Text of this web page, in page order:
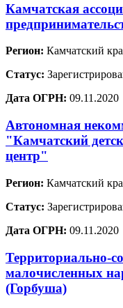
Камчатская
Регион: Камчатский
Статус:
Дата ОГРН: 09.11.2020
Автономная
"Камчатский
центр"
Регион: Камчатский
Статус:
Дата ОГРН: 09.11.2020
Территориально-
малочисленных
(Горбуша)